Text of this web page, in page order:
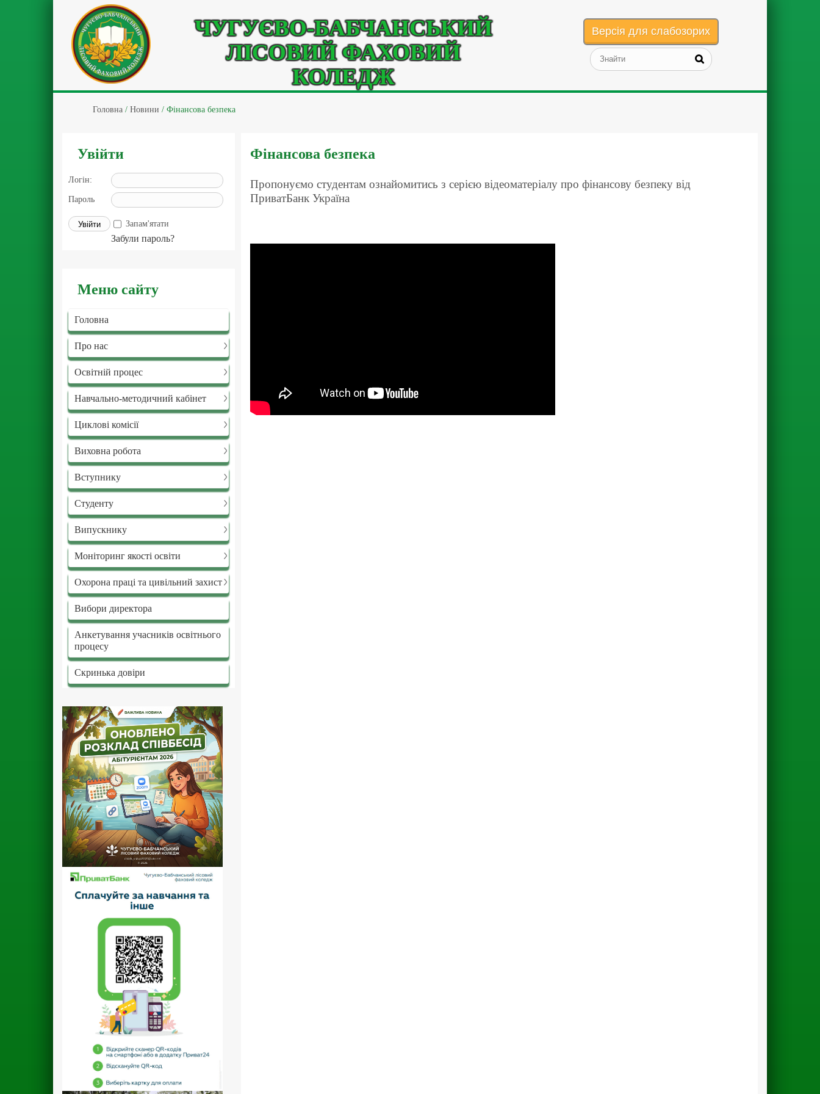
ЧУГУЄВО-БАБЧАНСЬКИЙ
ЛІСОВИЙ ФАХОВИЙ
КОЛЕДЖ
Версія для слабозорих
Головна / Новини / Фінансова безпека
Увійти
Логін:
Пароль
Запам'ятати
Забули пароль?
Меню сайту
Головна
Про нас
Освітній процес
Навчально-методичний кабінет
Циклові комісії
Виховна робота
Вступнику
Студенту
Випускнику
Моніторинг якості освіти
Охорона праці та цивільний захист
Вибори директора
Анкетування учасників освітнього
процесу
Скринька довіри
Фінансова безпека
Пропонуємо студентам ознайомитись з серією відеоматеріалу про фінансову безпеку від
ПриватБанк Україна